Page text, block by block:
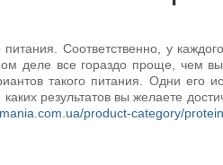
Соответственно, у
деле все гораздо проще, чем вы
такого питания. Одни его
результатов вы желаете
product-category/